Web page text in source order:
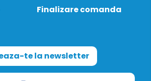
Finalizare comanda
te la newsletter